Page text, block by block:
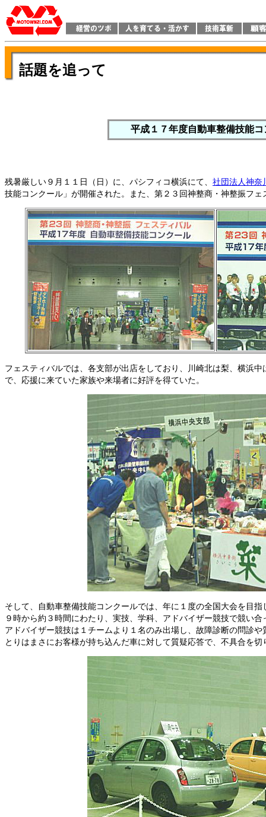
話題を追って
平成１７年度自動車整備技能コ
残暑厳しい９月１１日（日）に、パシフィコ横浜にて、 社団法人神奈
技能コンクール」が開催された。また、第２３回神整商・神整振フ
フェスティバルでは、各支部が出店をしており、川崎北は梨、横浜
で、応援に来ていた家族や来場者に好評を得ていた。
そして、自動車整備技能コンクールでは、年に１度の全国大会を目
９時から約３時間にわたり、実技、学科、アドバイザー競技で競い合
アドバイザー競技は１チームより１名のみ出場し、故障診断の問診
とりはまさにお客様が持ち込んだ車に対して質疑応答で、不具合を